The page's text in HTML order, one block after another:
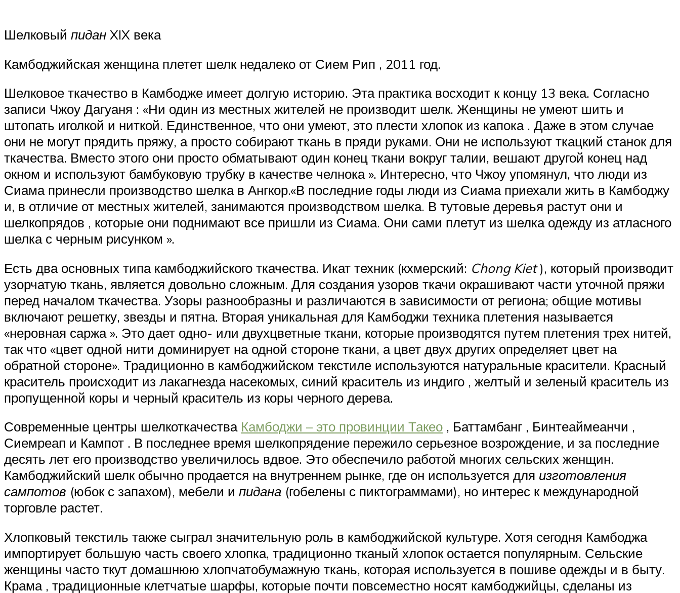
Шелковый пидан XIX века
Камбоджийская женщина плетет шелк недалеко от Сием Рип , 2011 год.
Шелковое ткачество в Камбодже имеет долгую историю. Эта практика восходит к концу 13 века. Согласно
записи Чжоу Дагуаня : «Ни один из местных жителей не производит шелк. Женщины не умеют шить и
штопать иголкой и ниткой. Единственное, что они умеют, это плести хлопок из капока . Даже в этом случае
они не могут прядить пряжу, а просто собирают ткань в пряди руками. Они не используют ткацкий станок для
ткачества. Вместо этого они просто обматывают один конец ткани вокруг талии, вешают другой конец над
окном и используют бамбуковую трубку в качестве челнока ». Интересно, что Чжоу упомянул, что люди из
Сиама принесли производство шелка в Ангкор.«В последние годы люди из Сиама приехали жить в Камбоджу
и, в отличие от местных жителей, занимаются производством шелка. В тутовые деревья растут они и
шелкопрядов , которые они поднимают все пришли из Сиама. Они сами плетут из шелка одежду из атласного
шелка с черным рисунком ».
Есть два основных типа камбоджийского ткачества. Икат техник (кхмерский: Chong Kiet), который производит
узорчатую ткань, является довольно сложным. Для создания узоров ткачи окрашивают части уточной пряжи
перед началом ткачества. Узоры разнообразны и различаются в зависимости от региона; общие мотивы
включают решетку, звезды и пятна. Вторая уникальная для Камбоджи техника плетения называется
«неровная саржа ». Это дает одно- или двухцветные ткани, которые производятся путем плетения трех нитей,
так что «цвет одной нити доминирует на одной стороне ткани, а цвет двух других определяет цвет на
обратной стороне». Традиционно в камбоджийском текстиле используются натуральные красители. Красный
краситель происходит из лакагнезда насекомых, синий краситель из индиго , желтый и зеленый краситель из
пропущенной коры и черный краситель из коры черного дерева.
Современные центры шелкоткачества Камбоджи – это провинции Такео , Баттамбанг , Бинтеаймеанчи ,
Сиемреап и Кампот . В последнее время шелкопрядение пережило серьезное возрождение, и за последние
десять лет его производство увеличилось вдвое. Это обеспечило работой многих сельских женщин.
Камбоджийский шелк обычно продается на внутреннем рынке, где он используется для изготовления
сампотов (юбок с запахом), мебели и пидана (гобелены с пиктограммами), но интерес к международной
торговле растет.
Хлопковый текстиль также сыграл значительную роль в камбоджийской культуре. Хотя сегодня Камбоджа
импортирует большую часть своего хлопка, традиционно тканый хлопок остается популярным. Сельские
женщины часто ткут домашнюю хлопчатобумажную ткань, которая используется в пошиве одежды и в быту.
Крама , традиционные клетчатые шарфы, которые почти повсеместно носят камбоджийцы, сделаны из